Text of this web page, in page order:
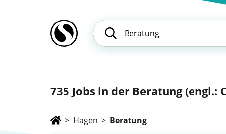
735 Jobs in der Beratung
> Hagen > Beratung